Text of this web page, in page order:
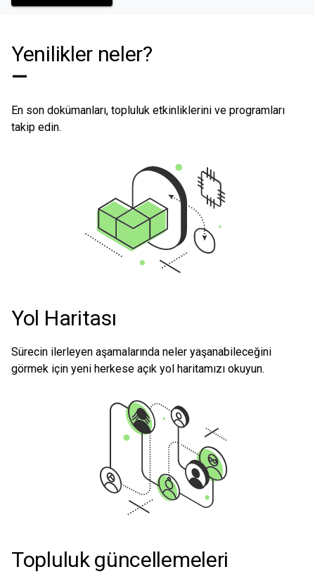
Yenilikler neler?
—
En son dokümanları, topluluk etkinliklerini ve programları
takip edin.
Yol Haritası
Sürecin ilerleyen aşamalarında neler yaşanabileceğini
görmek için yeni herkese açık yol haritamızı okuyun.
Topluluk güncellemeleri